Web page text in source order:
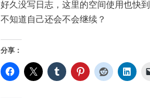
好久没写日志，这里的空间使用也快到
不知道自己还会不会继续？
分享：